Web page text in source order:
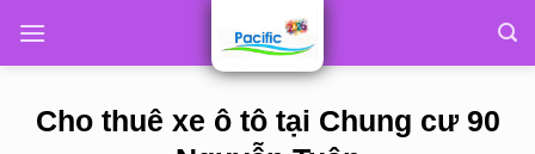
Cho thuê xe ô tô tại Chung cư 90